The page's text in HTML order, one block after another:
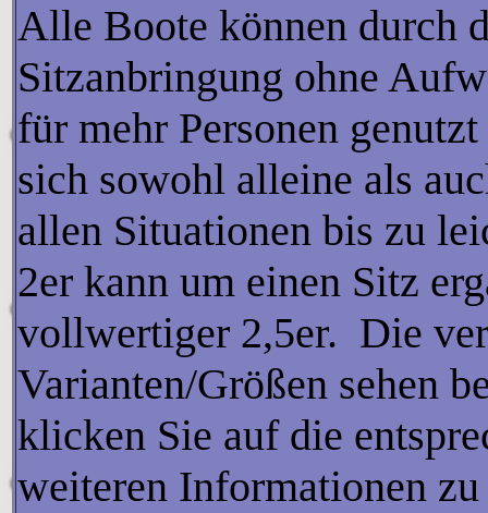
Alle Boote können durch
Sitzanbringung ohne
für mehr Personen
sich sowohl alleine als
allen Situationen bis zu
2er kann um einen Sitz
vollwertiger 2,5er. Die
Varianten/Größen sehen
klicken Sie auf die
weiteren Informationen